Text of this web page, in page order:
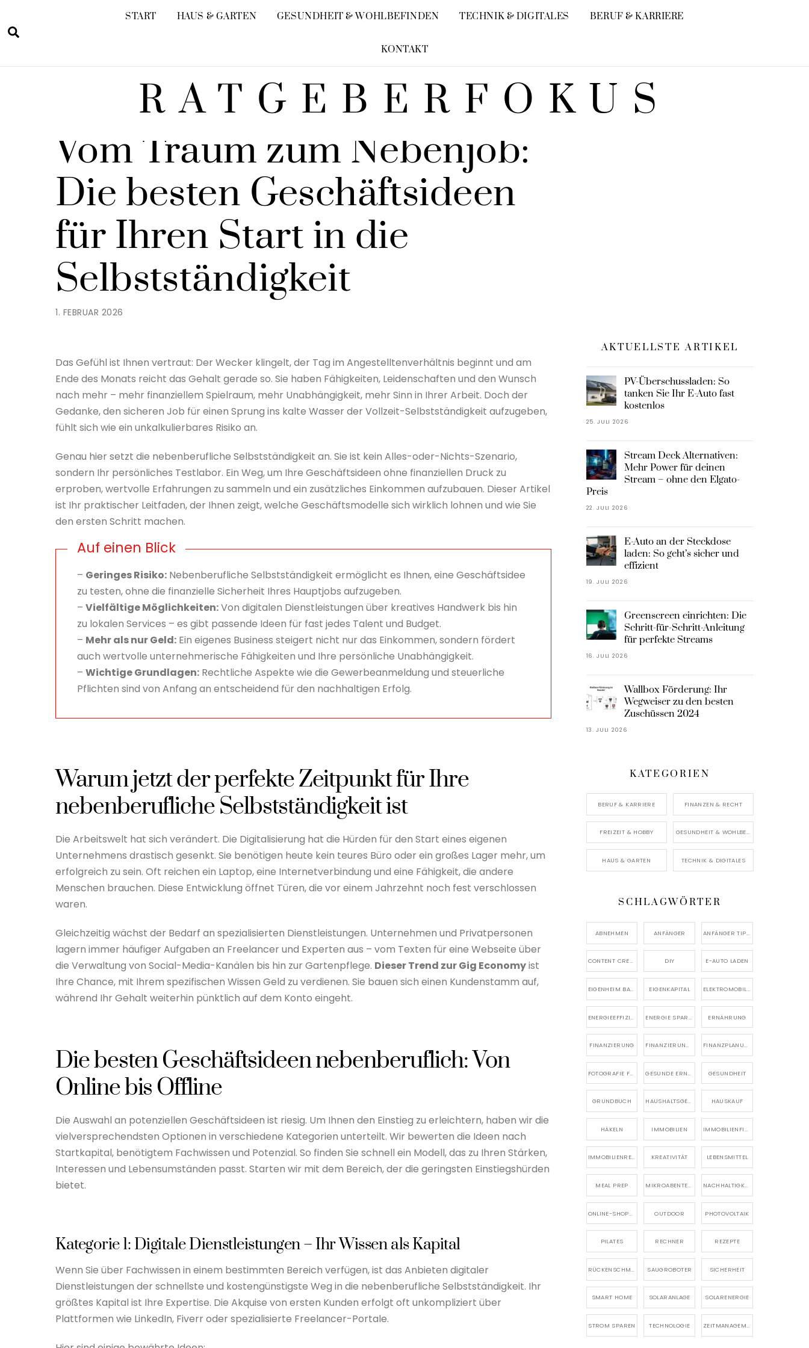
content
RATGEBERFOKUS
START HAUS & GARTEN GESUNDHEIT & WOHLBEFINDEN TECHNIK & DIGITALES BERUF & KARRIERE
KONTAKT
1. FEBRUAR 2026
Vom Traum zum Nebenjob:
Die besten Geschäftsideen
für Ihren Start in die
Selbstständigkeit
BERUF & KARRIERE
Das Gefühl ist Ihnen vertraut: Der Wecker klingelt, der Tag im Angestelltenverhältnis beginnt und am
Ende des Monats reicht das Gehalt gerade so. Sie haben Fähigkeiten, Leidenschaften und den Wunsch
nach mehr – mehr finanziellem Spielraum, mehr Unabhängigkeit, mehr Sinn in Ihrer Arbeit. Doch der
Gedanke, den sicheren Job für einen Sprung ins kalte Wasser der Vollzeit-Selbstständigkeit aufzugeben,
fühlt sich wie ein unkalkulierbares Risiko an.
Genau hier setzt die nebenberufliche Selbstständigkeit an. Sie ist kein Alles-oder-Nichts-Szenario,
sondern Ihr persönliches Testlabor. Ein Weg, um Ihre Geschäftsideen ohne finanziellen Druck zu
erproben, wertvolle Erfahrungen zu sammeln und ein zusätzliches Einkommen aufzubauen. Dieser Artikel
ist Ihr praktischer Leitfaden, der Ihnen zeigt, welche Geschäftsmodelle sich wirklich lohnen und wie Sie
den ersten Schritt machen.
Auf einen Blick
– Geringes Risiko: Nebenberufliche Selbstständigkeit ermöglicht es Ihnen, eine Geschäftsidee
zu testen, ohne die finanzielle Sicherheit Ihres Hauptjobs aufzugeben.
–Vielfältige Möglichkeiten:Von digitalen Dienstleistungen über kreatives Handwerk bis hin
zu lokalen Services – es gibt passende Ideen für fast jedes Talent und Budget.
– Mehr als nur Geld: Ein eigenes Business steigert nicht nur das Einkommen, sondern fördert
auch wertvolle unternehmerische Fähigkeiten und Ihre persönliche Unabhängigkeit.
–Wichtige Grundlagen: Rechtliche Aspekte wie die Gewerbeanmeldung und steuerliche
Pflichten sind von Anfang an entscheidend für den nachhaltigen Erfolg.
Warum jetzt der perfekte Zeitpunkt für Ihre
nebenberufliche Selbstständigkeit ist
Die Arbeitswelt hat sich verändert. Die Digitalisierung hat die Hürden für den Start eines eigenen
Unternehmens drastisch gesenkt. Sie benötigen heute kein teures Büro oder ein großes Lager mehr, um
erfolgreich zu sein. Oft reichen ein Laptop, eine Internetverbindung und eine Fähigkeit, die andere
Menschen brauchen. Diese Entwicklung öffnet Türen, die vor einem Jahrzehnt noch fest verschlossen
waren.
Gleichzeitig wächst der Bedarf an spezialisierten Dienstleistungen. Unternehmen und Privatpersonen
lagern immer häufiger Aufgaben an Freelancer und Experten aus – vom Texten für eine Webseite über
die Verwaltung von Social-Media-Kanälen bis hin zur Gartenpflege. Dieser Trend zur Gig Economyist
Ihre Chance, mit Ihrem spezifischen Wissen Geld zu verdienen. Sie bauen sich einen Kundenstamm auf,
während Ihr Gehalt weiterhin pünktlich auf dem Konto eingeht.
Die besten Geschäftsideen nebenberuflich: Von
Online bis Offline
Die Auswahl an potenziellen Geschäftsideen ist riesig. Um Ihnen den Einstieg zu erleichtern, haben wir die
vielversprechendsten Optionen in verschiedene Kategorien unterteilt. Wir bewerten die Ideen nach
Startkapital, benötigtem Fachwissen und Potenzial. So finden Sie schnell ein Modell, das zu Ihren Stärken,
Interessen und Lebensumständen passt. Starten wir mit dem Bereich, der die geringsten Einstiegshürden
bietet.
Kategorie 1: Digitale Dienstleistungen – Ihr Wissen als Kapital
Wenn Sie über Fachwissen in einem bestimmten Bereich verfügen, ist das Anbieten digitaler
Dienstleistungen der schnellste und kostengünstigste Weg in die nebenberufliche Selbstständigkeit. Ihr
größtes Kapital ist Ihre Expertise. Die Akquise von ersten Kunden erfolgt oft unkompliziert über
Plattformen wie LinkedIn, Fiverr oder spezialisierte Freelancer-Portale.
AKTUELLSTE ARTIKEL
PV-Überschussladen: So
tanken Sie Ihr E-Auto fast
kostenlos
25. JULI 2026
Stream Deck Alternativen:
Mehr Power für deinen
Stream – ohne den Elgato-
Preis
22. JULI 2026
E-Auto an der Steckdose
laden: So geht’s sicher und
effizient
19. JULI 2026
Greenscreen einrichten: Die
Schritt-für-Schritt-Anleitung
für perfekte Streams
16. JULI 2026
Wallbox Förderung: Ihr
Wegweiser zu den besten
Zuschüssen 2024
13. JULI 2026
KATEGORIEN
BERUF & KARRIERE FINANZEN & RECHT
FREIZEIT & HOBBY GESUNDHEIT & WOHLBEFINDEN
HAUS & GARTEN TECHNIK & DIGITALES
SCHLAGWÖRTER
ABNEHMEN ANFÄNGER ANFÄNGER TIPPS
CONTENT CREATION DIY E-AUTO LADEN
EIGENHEIM BAUEN EIGENKAPITAL ELEKTROMOBILITÄT
ERNÄHRUNG
FINANZIERUNG FINANZIERUNG EIGENHEIM FINANZPLANUNG
FOTOGRAFIE FÜR ANFÄNGER GESUNDE ERNÄHRUNG GESUNDHEIT
GRUNDBUCH HAUSHALTSGERÄTE HAUSKAUF
HÄKELN IMMOBILIEN IMMOBILIENFINANZIERUNG
IMMOBILIENRECHT KREATIVITÄT LEBENSMITTEL
MEAL PREP MIKROABENTEUER NACHHALTIGKEIT
ONLINE-SHOPPING OUTDOOR PHOTOVOLTAIK
PILATES RECHNER REZEPTE
RÜCKENSCHMERZEN SAUGROBOTER SICHERHEIT
SMART HOME SOLARANLAGE SOLARENERGIE
STROM SPAREN TECHNOLOGIE ZEITMANAGEMENT